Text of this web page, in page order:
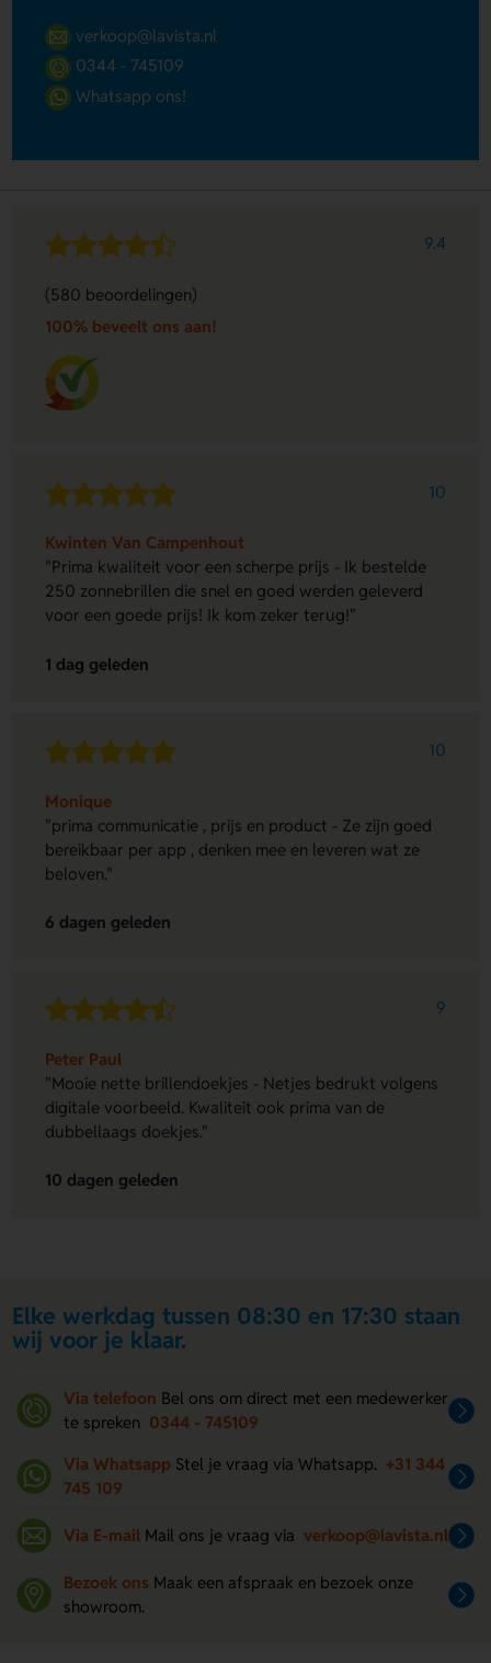
verkoop@lavista.nl
0344 - 745109
Whatsapp ons!
9.4
(580 beoordelingen)
100% beveelt ons aan!
10
Kwinten Van Campenhout
"Prima kwaliteit voor een scherpe prijs - Ik bestelde
250 zonnebrillen die snel en goed werden geleverd
voor een goede prijs! Ik kom zeker terug!"
1 dag geleden
10
Monique
"prima communicatie , prijs en product - Ze zijn goed
bereikbaar per app , denken mee en leveren wat ze
beloven."
6 dagen geleden
9
Peter Paul
"Mooie nette brillendoekjes - Netjes bedrukt volgens
digitale voorbeeld. Kwaliteit ook prima van de
dubbellaags doekjes."
10 dagen geleden
Elke werkdag tussen 08:30 en 17:30 staan
wij voor je klaar.
Via telefoon Bel ons om direct met een medewerker
te spreken 0344 - 745109
Via Whatsapp Stel je vraag via Whatsapp. +31 344
745 109
Via E-mail Mail ons je vraag via verkoop@lavista.nl
Bezoek ons Maak een afspraak en bezoek onze
showroom.